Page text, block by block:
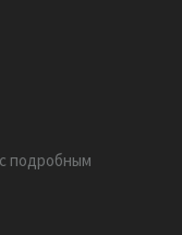
подробным